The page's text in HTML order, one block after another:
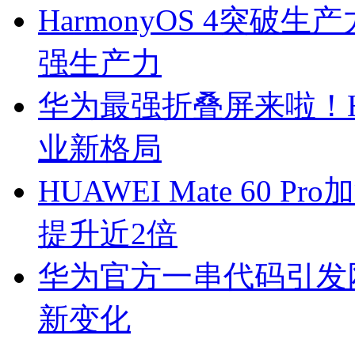
HarmonyOS 4突破生产
强生产力
华为最强折叠屏来啦
业新格局
HUAWEI Mate 60 Pro
提升近2倍
华为官方一串代码引发
新变化